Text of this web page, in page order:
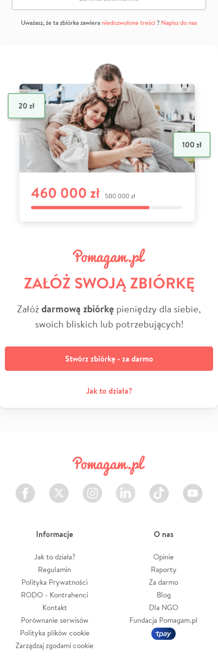
Uważasz, że ta zbiórka zawiera niedozwolone treści? Napisz do nas
ZAŁÓŻ SWOJĄ ZBIÓRKĘ
Załóżdarmową zbiórkę pieniędzy dla siebie,
swoich bliskich lub potrzebujących!
Stwórz zbiórkę - za darmo
Jak to działa?
Facebook Twitter Instagram LinkedIn TikTok Youtube
Informacje
Jak to działa?
Regulamin
Polityka Prywatności
RODO - Kontrahenci
Kontakt
Porównanie serwisów
Polityka plików cookie
Zarządzaj zgodami cookie
O nas
Opinie
Raporty
Za darmo
Blog
Dla NGO
Fundacja Pomagam.pl